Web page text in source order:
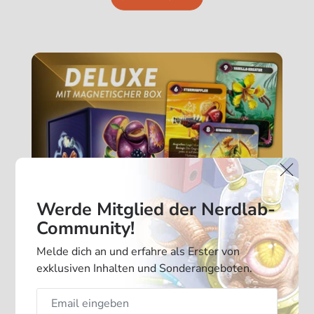
Werde Mitglied der Nerdlab-
Community!
Melde dich an und erfahre als Erster von
exklusiven Inhalten und Sonderangeboten.